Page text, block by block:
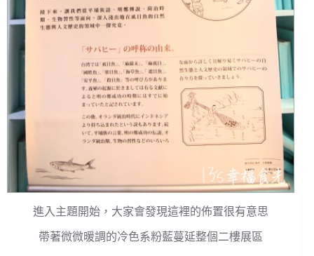
進入主題開始，大家會發現這裡的佈置很有意思
帶著微微暖調的冷色系粉藍蔓延整個二樓展區